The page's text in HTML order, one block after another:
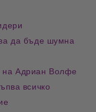
да бъде шумна
на Адриан Волфе
всичко